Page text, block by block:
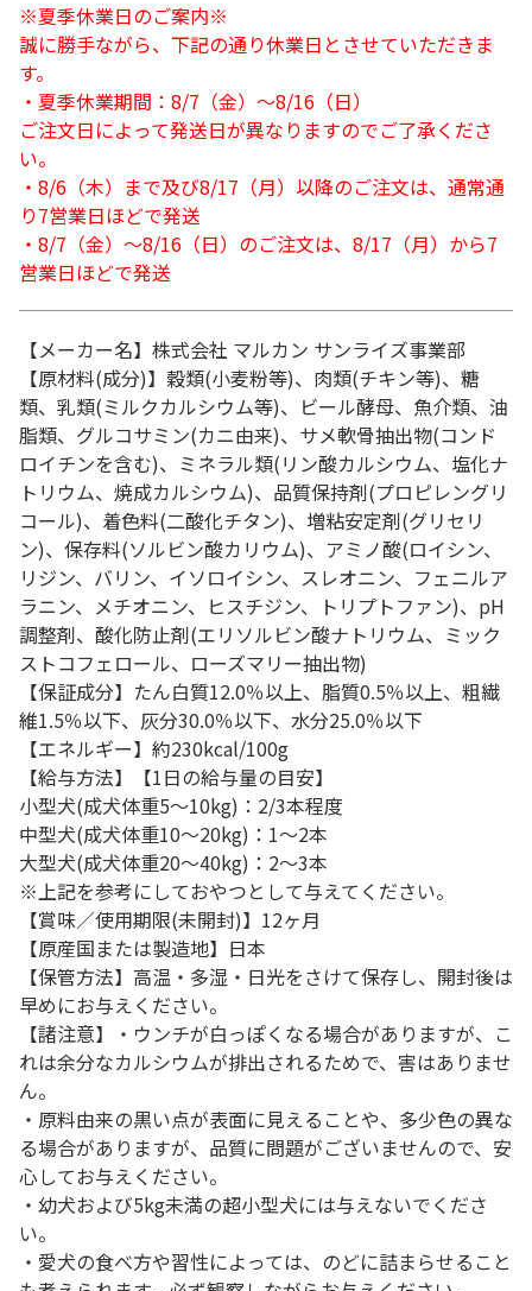
※夏季休業日のご案内※
誠に勝手ながら、下記の通り休業日とさせていただきま
す。
・夏季休業期間：8/7（金）～8/16（日）
ご注文日によって発送日が異なりますのでご了承くださ
い。
・8/6（木）まで及び8/17（月）以降のご注文は、通常通
り7営業日ほどで発送
・8/7（金）～8/16（日）のご注文は、8/17（月）から7
営業日ほどで発送
【メーカー名】株式会社 マルカン サンライズ事業部
【原材料(成分)】穀類(小麦粉等)、肉類(チキン等)、糖
類、乳類(ミルクカルシウム等)、ビール酵母、魚介類、油
脂類、グルコサミン(カニ由来)、サメ軟骨抽出物(コンド
ロイチンを含む)、ミネラル類(リン酸カルシウム、塩化ナ
トリウム、焼成カルシウム)、品質保持剤(プロピレングリ
コール)、着色料(二酸化チタン)、増粘安定剤(グリセリ
ン)、保存料(ソルビン酸カリウム)、アミノ酸(ロイシン、
リジン、バリン、イソロイシン、スレオニン、フェニルア
ラニン、メチオニン、ヒスチジン、トリプトファン)、pH
調整剤、酸化防止剤(エリソルビン酸ナトリウム、ミック
ストコフェロール、ローズマリー抽出物)
【保証成分】たん白質12.0％以上、脂質0.5％以上、粗繊
維1.5％以下、灰分30.0％以下、水分25.0％以下
【エネルギー】約230kcal/100g
【給与方法】【1日の給与量の目安】
小型犬(成犬体重5～10kg)：2/3本程度
中型犬(成犬体重10～20kg)：1～2本
大型犬(成犬体重20～40kg)：2～3本
※上記を参考にしておやつとして与えてください。
【賞味／使用期限(未開封)】12ヶ月
【原産国または製造地】日本
【保管方法】高温・多湿・日光をさけて保存し、開封後は
早めにお与えください。
【諸注意】・ウンチが白っぽくなる場合がありますが、こ
れは余分なカルシウムが排出されるためで、害はありませ
ん。
・原料由来の黒い点が表面に見えることや、多少色の異な
る場合がありますが、品質に問題がございませんので、安
心してお与えください。
・幼犬および5kg未満の超小型犬には与えないでくださ
い。
・愛犬の食べ方や習性によっては、のどに詰まらせること